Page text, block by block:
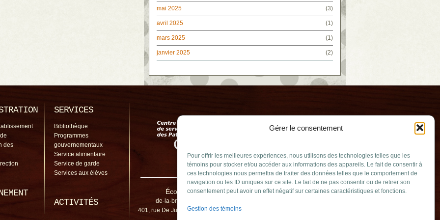
Gérer le consentement
Pour offrir les meilleures expériences, nous utilisons des technologies telles que les
témoins pour stocker et/ou accéder aux informations des appareils. Le fait de consentir à
ces technologies nous permettra de traiter des données telles que le comportement de
navigation ou les ID uniques sur ce site. Le fait de ne pas consentir ou de retirer son
consentement peut avoir un effet négatif sur certaines caractéristiques et fonctions.
Gestion des témoins
mai 2025 (3)
avril 2025 (1)
mars 2025 (1)
janvier 2025 (2)
des
SERVICES
Bibliothèque
Programmes
gouvernementaux
Service alimentaire
Service de garde
Services aux élèves
ACTIVITÉS
École De La Broquerie
de-la-broquerie@cssp.gouv.qc.ca
401, rue De Jumonville, Boucherville (Québec)